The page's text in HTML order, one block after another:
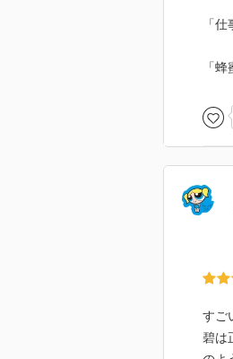
に
か
を教
“蜂
作品
かれ
は
『養
『
いる
「
「
すご
碧は